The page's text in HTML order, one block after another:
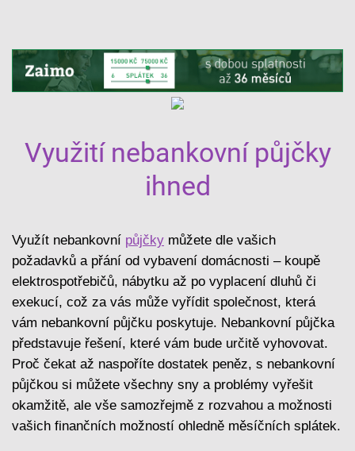
Využití nebankovní půjčky
ihned
Využít nebankovní půjčkymůžete dle vašich
požadavků a přání od vybavení domácnosti – koupě
elektrospotřebičů, nábytku až po vyplacení dluhů či
exekucí, což za vás může vyřídit společnost, která
vám nebankovní půjčku poskytuje. Nebankovní půjčka
představuje řešení, které vám bude určitě vyhovovat.
Proč čekat až naspoříte dostatek peněz, s nebankovní
půjčkou si můžete všechny sny a problémy vyřešit
okamžitě, ale vše samozřejmě z rozvahou a možnosti
vašich finančních možností ohledně měsíčních splátek.